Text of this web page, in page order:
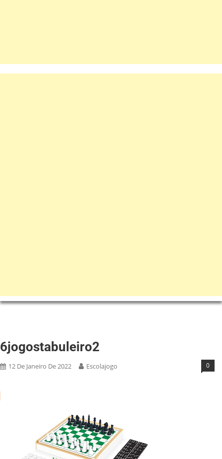
6jogostabuleiro2
12 De Janeiro De 2022 Escolajogo 0